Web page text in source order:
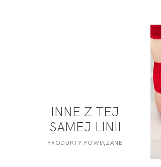
INNE Z TEJ
SAMEJ LINII
PRODUKTY POWIĄZANE